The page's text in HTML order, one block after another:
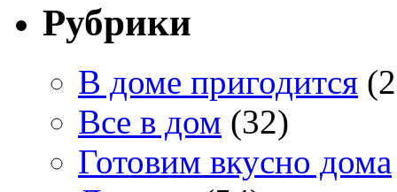
Рубрики
В доме пригодится
Все в дом (32)
Готовим вкусно дома